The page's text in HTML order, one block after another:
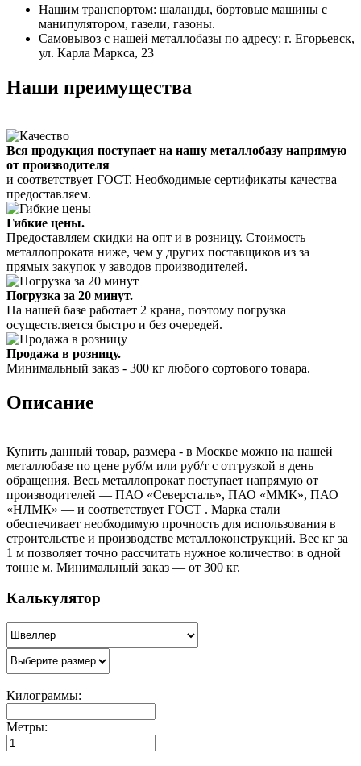
Нашим транспортом: шаланды, бортовые машины с
манипулятором, газели, газоны.
Самовывоз с нашей металлобазы по адресу: г. Егорьевск,
ул. Карла Маркса, 23
Наши преимущества
Вся продукция поступает на нашу металлобазу напрямую
от производителя
и соответствует ГОСТ. Необходимые сертификаты качества
предоставляем.
Гибкие цены.
Предоставляем скидки на опт и в розницу. Стоимость
металлопроката ниже, чем у других поставщиков из за
прямых закупок у заводов производителей.
Погрузка за 20 минут.
На нашей базе работает 2 крана, поэтому погрузка
осуществляется быстро и без очередей.
Продажа в розницу.
Минимальный заказ - 300 кг любого сортового товара.
Описание
Купить данный товар, размера - в Москве можно на нашей
металлобазе по цене руб/м или руб/т с отгрузкой в день
обращения. Весь металлопрокат поступает напрямую от
производителей — ПАО «Северсталь», ПАО «ММК», ПАО
«НЛМК» — и соответствует ГОСТ . Марка стали
обеспечивает необходимую прочность для использования в
строительстве и производстве металлоконструкций. Вес кг за
1 м позволяет точно рассчитать нужное количество: в одной
тонне м. Минимальный заказ — от 300 кг.
Калькулятор
Килограммы:
Метры: